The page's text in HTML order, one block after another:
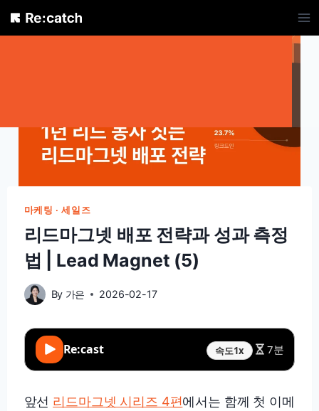
Skip
마케팅 · 세일즈
리드마그넷 배포 전략과 성과 측정
법 | Lead Magnet (5)
By 가은 2026-02-17
Re:cast 속도1x 7분
앞선 리드마그넷 시리즈 4편에서는 함께 첫 이메